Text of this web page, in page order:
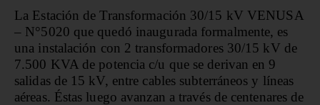
La Estación de Transformación 30/15 kV VENUSA
– N°5020 que quedó inaugurada formalmente, es
una instalación con 2 transformadores 30/15 kV de
7.500 KVA de potencia c/u que se derivan en 9
salidas de 15 kV, entre cables subterráneos y líneas
aéreas. Éstas luego avanzan a través de centenares de